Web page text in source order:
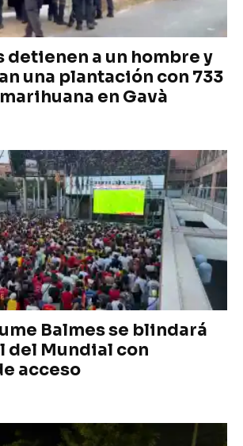
detienen a un hombre y
una plantación con 733
en Gavà
Balmes se blindará
del Mundial con
acceso